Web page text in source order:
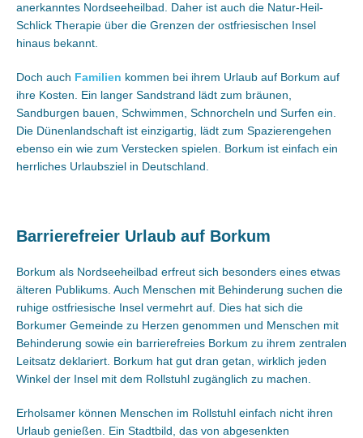
anerkanntes Nordseeheilbad. Daher ist auch die Natur-Heil-
Schlick Therapie über die Grenzen der ostfriesischen Insel
hinaus bekannt.
Doch auch Familien kommen bei ihrem Urlaub auf Borkum auf
ihre Kosten. Ein langer Sandstrand lädt zum bräunen,
Sandburgen bauen, Schwimmen, Schnorcheln und Surfen ein.
Die Dünenlandschaft ist einzigartig, lädt zum Spazierengehen
ebenso ein wie zum Verstecken spielen. Borkum ist einfach ein
herrliches Urlaubsziel in Deutschland.
Barrierefreier Urlaub auf Borkum
Borkum als Nordseeheilbad erfreut sich besonders eines etwas
älteren Publikums. Auch Menschen mit Behinderung suchen die
ruhige ostfriesische Insel vermehrt auf. Dies hat sich die
Borkumer Gemeinde zu Herzen genommen und Menschen mit
Behinderung sowie ein barrierefreies Borkum zu ihrem zentralen
Leitsatz deklariert. Borkum hat gut dran getan, wirklich jeden
Winkel der Insel mit dem Rollstuhl zugänglich zu machen.
Erholsamer können Menschen im Rollstuhl einfach nicht ihren
Urlaub genießen. Ein Stadtbild, das von abgesenkten